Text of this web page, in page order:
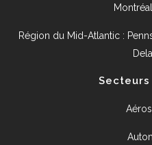
Région du Mid-Atlantic :